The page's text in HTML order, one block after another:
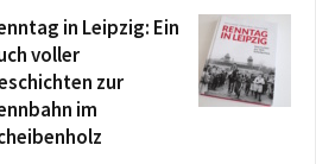
in Leipzig: Ein
voller
zur
im